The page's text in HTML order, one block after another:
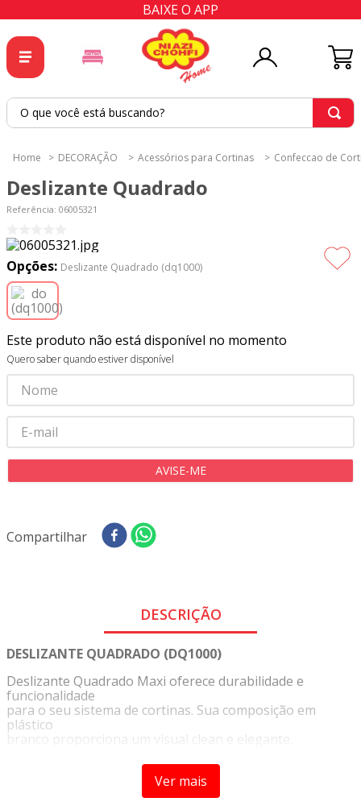
BAIXE O APP
O que você está buscando?
DECORAÇÃO Acessórios para Cortinas Confeccao de
Deslizante Quadrado
Referência: 06005321
Opções: Deslizante Quadrado (dq1000)
Este produto não está disponível no momento
Quero saber quando estiver disponível
Compartilhar
DESCRIÇÃO
DESLIZANTE QUADRADO (DQ1000)
Deslizante Quadrado Maxi oferece durabilidade e
funcionalidade
para o seu sistema de cortinas. Sua composição em
plástico
branco proporciona um visual clean e elegante,
perfeitamente à decoração do ambiente.
Ver mais
2º
tapete
4 º
tecido percal
5º
tapetes
6
percal
7º
tecido tricoline
8 º
tricoline digital
9º
tecido oxford